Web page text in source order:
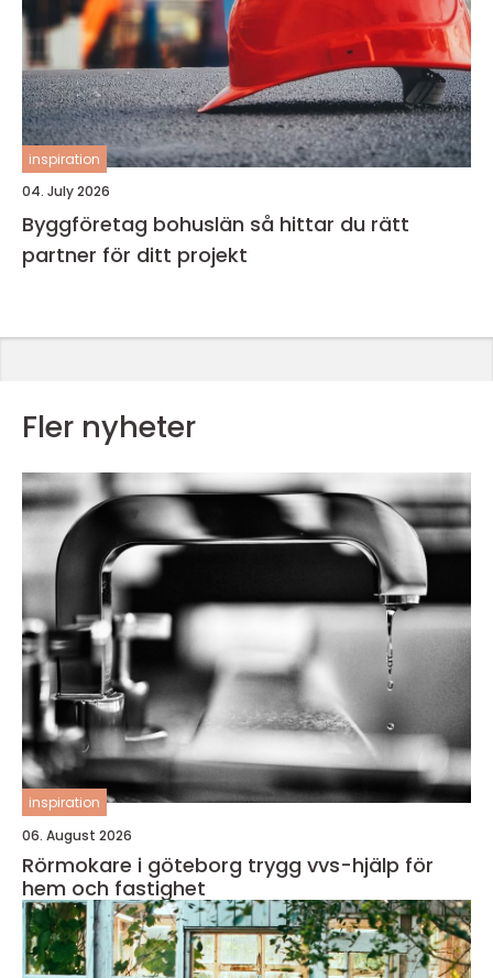
inspiration
04. July 2026
Byggföretag bohuslän så hittar du rätt
partner för ditt projekt
Fler nyheter
inspiration
06. August 2026
Rörmokare i göteborg trygg vvs-hjälp för
hem och fastighet